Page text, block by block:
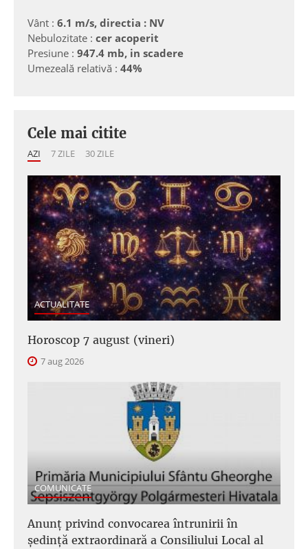
Vânt : 6.1 m/s, directia : NV
Nebulozitate : cer acoperit
Presiune : 947.4 mb, in scadere
Umezeală relativă : 44%
Cele mai citite
AZI 7 ZILE 30 ZILE
ACTUALITATE
Horoscop 7 august (vineri)
7 aug 2026
COMUNICATE
Anunţ privind convocarea întrunirii în
şedinţă extraordinară a Consiliului Local al